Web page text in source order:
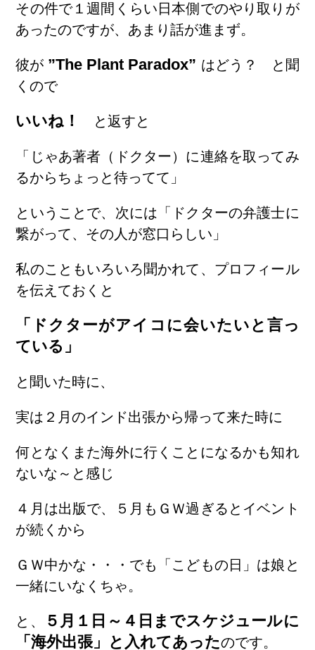
その件で１週間くらい日本側でのやり取りが
あったのですが、あまり話が進まず。
彼が ”The Plant Paradox” はどう？ と聞
くので
いいね！ と返すと
「じゃあ著者（ドクター）に連絡を取ってみ
るからちょっと待ってて」
ということで、次には「ドクターの弁護士に
繋がって、その人が窓口らしい」
私のこともいろいろ聞かれて、プロフィール
を伝えておくと
「ドクターがアイコに会いたいと言っ
ている」
と聞いた時に、
実は２月のインド出張から帰って来た時に
何となくまた海外に行くことになるかも知れ
ないな～と感じ
４月は出版で、５月もＧＷ過ぎるとイベント
が続くから
ＧＷ中かな・・・でも「こどもの日」は娘と
一緒にいなくちゃ。
と、
５月１日～４日までスケジュールに
「海外出張」と入れてあったのです。